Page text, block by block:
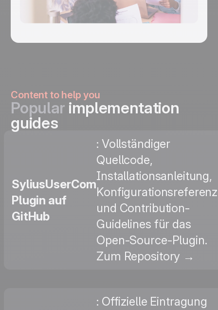
Content to help you
Popular implementation
guides
SyliusUserCom
Plugin auf
GitHub
: Vollständiger
Quellcode,
Installationsanleitung,
Konfigurationsreferenz
und Contribution-
Guidelines für das
Open-Source-Plugin.
Zum Repository →
: Offizielle Eintragung